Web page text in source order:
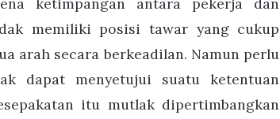
memiliki posisi tawar yang cukup
arah secara berkeadilan. Namun perlu
dapat menyetujui suatu ketentuan
itu mutlak dipertimbangkan